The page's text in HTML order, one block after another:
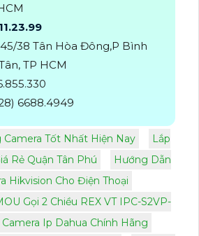
38 Tân Hòa Đông,P Bình
TP HCM
6688.4949
Camera Tốt Nhất Hiện Nay
Lắp
Rẻ Quận Tân Phú
Hướng Dẫn
Hikvision Cho Điện Thoại
Gọi 2 Chiều REX VT IPC-S2VP-
Camera Ip Dahua Chính Hãng